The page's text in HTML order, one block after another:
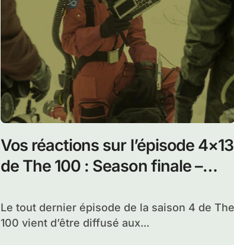
Vos réactions sur l’épisode 4×13
de The 100 : Season finale –
Le tout dernier épisode de la saison 4 de The
100 vient d’être diffusé aux...